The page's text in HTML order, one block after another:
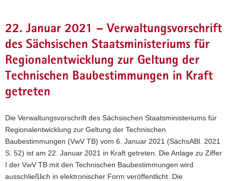
22. Januar 2021 – Verwaltungsvorschrift
des Sächsischen Staatsministeriums für
Regionalentwicklung zur Geltung der
Technischen Baubestimmungen in Kraft
getreten
Die Verwaltungsvorschrift des Sächsischen Staatsministeriums für
Regionalentwicklung zur Geltung der Technischen
Baubestimmungen (VwV TB) vom 6. Januar 2021 (SächsABl. 2021
S. 52) ist am 22. Januar 2021 in Kraft getreten. Die Anlage zu Ziffer
I der VwV TB mit den Technischen Baubestimmungen wird
ausschließlich in elektronischer Form veröffentlicht. Die